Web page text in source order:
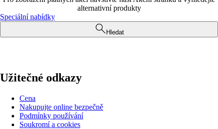
alternativní produkty
Speciální nabídky
Hledat
Užitečné odkazy
Cena
Nakupujte online bezpečně
Podmínky používání
Soukromí a cookies